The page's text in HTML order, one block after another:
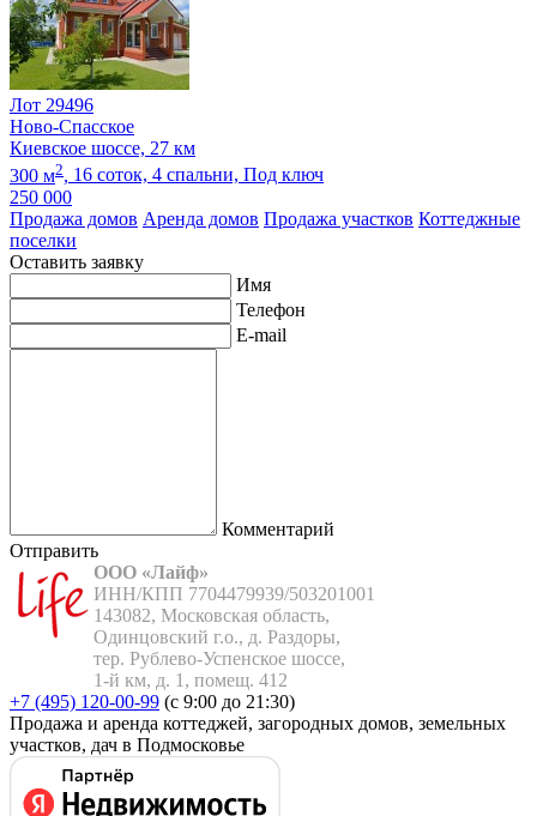
Лот 29496
Ново-Спасское
Киевское шоссе, 27 км
300 м2, 16 соток, 4 спальни, Под ключ
250 000
Продажа домов Аренда домов Продажа участков Коттеджные
поселки
Оставить заявку
Имя
Телефон
E-mail
Комментарий
Отправить
ООО «Лайф»
ИНН/КПП 7704479939/503201001
143082, Московская область,
Одинцовский г.о., д. Раздоры,
тер. Рублево-Успенское шоссе,
1-й км, д. 1, помещ. 412
+7 (495) 120-00-99 (с 9:00 до 21:30)
Продажа и аренда коттеджей, загородных домов, земельных
участков, дач в Подмосковье